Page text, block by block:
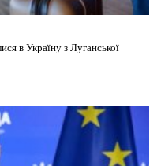
в Україну з Луганської